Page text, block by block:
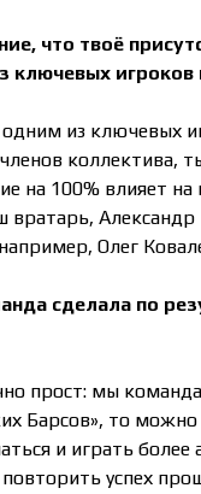
что твоё
ключевых
из ключевых
на 100% влияет
Олег
сделала по
прост: мы
Барсов», то
и играть
успех